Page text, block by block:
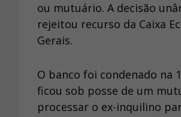
ou mutuário. A decisão
rejeitou recurso da Caixa
Gerais.
O banco foi condenado na
ficou sob posse de um
processar o ex-inquilino